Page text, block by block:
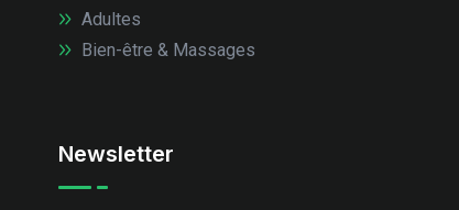
Adultes
Bien-être & Massages
Newsletter